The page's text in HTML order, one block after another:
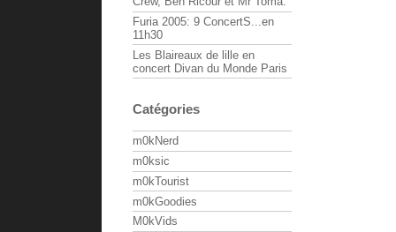
Furia 2005: 9 ConcertS...en
11h30
Les Blaireaux de lille en
concert Divan du Monde Paris
Catégories
m0kNerd
m0ksic
m0kTourist
m0kGoodies
M0kVids